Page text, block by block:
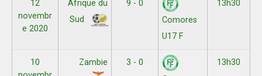
12
novembr
e 2020
Afrique du
Sud
9 - 0
Comores
U17 F
13h30
10
Zambie
3 - 0
13h30